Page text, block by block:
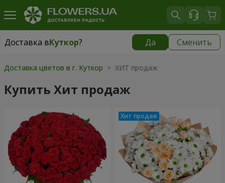
Доставка вКуткор? Да Сменить
Доставка вКуткор|
Доставка цветов в г. Куткор > ХИТ продаж
Купить Хит продаж